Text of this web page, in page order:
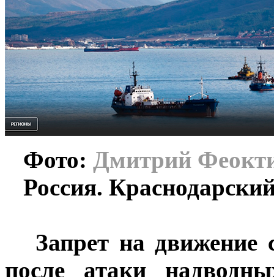
Фото: Дмитрий
Россия.
Запрет на движение
после атаки